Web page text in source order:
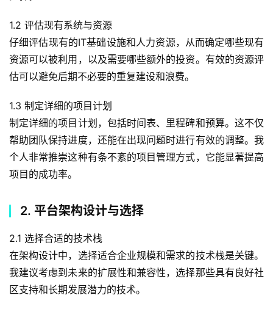
1.2 评估现有系统与资源
仔细评估现有的IT基础设施和人力资源，从而确定哪些现有
资源可以被利用，以及需要哪些额外的投资。有效的资源评
估可以避免后期不必要的重复建设和浪费。
1.3 制定详细的项目计划
制定详细的项目计划，包括时间表、里程碑和预算。这不仅
帮助团队保持进度，还能在出现问题时进行有效的调整。我
个人非常推崇这种有条不紊的项目管理方式，它能显著提高
项目的成功率。
2. 平台架构设计与选择
2.1 选择合适的技术栈
在架构设计中，选择适合企业规模和需求的技术栈是关键。
我建议考虑到未来的扩展性和兼容性，选择那些具有良好社
区支持和长期发展潜力的技术。